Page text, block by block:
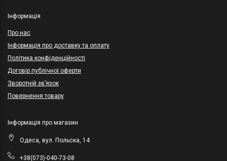
Інформація
Про нас
Інформація про доставку та оплату
Політика конфіденційності
Договір публічної оферти
Зворотній зв’язок
Повернення товару
Інформація про магазин
Одеса, вул. Польска, 14
+38(073)-040-73-08